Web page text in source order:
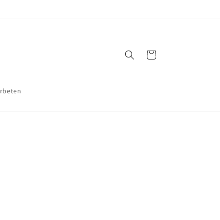
Varukorg